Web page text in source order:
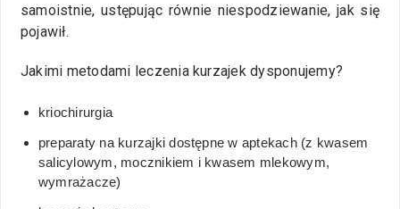
samoistnie, ustępując równie niespodziewanie, jak się
pojawił.
Jakimi metodami leczenia kurzajek dysponujemy?
kriochirurgia
preparaty na kurzajki dostępne w aptekach (z kwasem
salicylowym, mocznikiem i kwasem mlekowym,
wymrażacze)